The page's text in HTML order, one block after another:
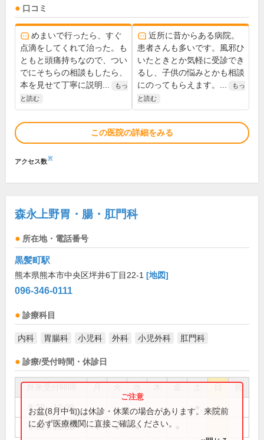
口コミ
めまいで行ったら、すぐ
点滴をしてくれて治った。も
ともと頭痛持ちなので、つい
でにそちらの相談もしたら、
本を見せて丁寧に説明...
もっ
と読む
近所に昔からある病院。
患者さんも多いです。風邪ひ
いたときとか気軽に受診でき
るし、子供の悩みとかも相談
にのってもらえます。...
もっ
と読む
この医院の詳細をみる
アクセス数※
森永上野胃・腸・肛門科
所在地・電話番号
黒髪町駅
熊本県熊本市中央区坪井6丁目22-1 [地図]
096-346-0111
診療科目
内科 胃腸科 小児科 外科 小児外科 肛門科
診療/受付時間・休診日
祝
8:30～12:00 ●
9:30～19:00 ● ● ●
お盆(8月中旬)は休診・休業の場合があります。来院前
に必ず医療機関に直接ご確認ください。